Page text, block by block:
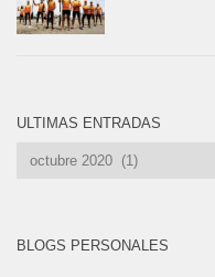
ULTIMAS ENTRADAS
Ultimas
BLOGS PERSONALES